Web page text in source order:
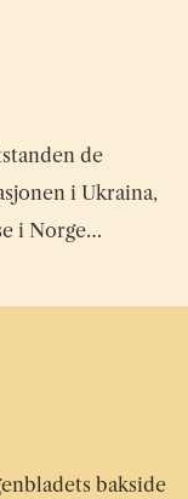
de
i Ukraina,
i Norge…
bakside